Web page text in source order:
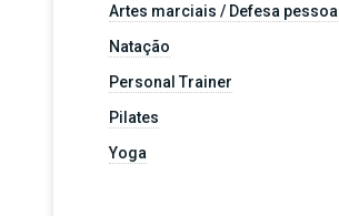
Artes marciais / Defesa pessoal
Natação
Personal Trainer
Pilates
Yoga